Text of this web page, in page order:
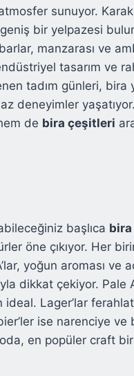
sunuyor.
geniş bir yelpazesi
manzarası ve
tasarım ve
tadım günleri, bira
deneyimler
de bira çeşitleri
başlıca
öne çıkıyor. Her
yoğun aroması ve
dikkat çekiyor. Pale
Lager’lar
ise narenciye ve
en popüler craft